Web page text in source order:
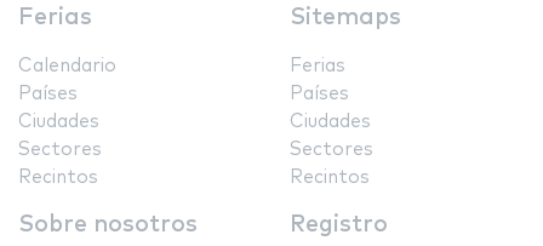
Ferias
Calendario
Países
Ciudades
Sectores
Recintos
Sitemaps
Ferias
Países
Ciudades
Sectores
Recintos
Sobre nosotros Registro